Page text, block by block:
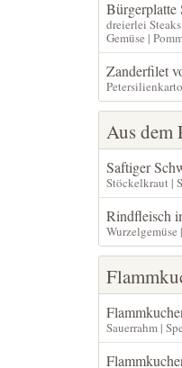
Bürgerplatte
dreierlei
Gemüse |
Zanderfilet
Aus dem
Saftiger
Stöckelkraut |
Rindfleisch
Wurzelgemüse
Sauerrahm |